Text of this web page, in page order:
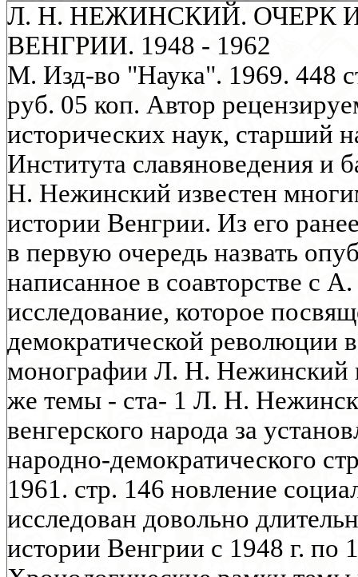
Л. Н. НЕЖИНСКИЙ. ОЧЕРК
ВЕНГРИИ. 1948 - 1962
М. Изд-во "Наука". 1969. 448
руб. 05 коп. Автор
исторических наук, старший
Института славяноведения
Н. Нежинский известен
истории Венгрии. Из его
в первую очередь назвать
написанное в соавторстве с
исследование, которое
демократической революции
монографии Л. Н. Нежинский
же темы - ста- 1 Л. Н.
венгерского народа за
народно-демократического
1961. стр. 146 новление
исследован довольно
истории Венгрии с 1948 г. по